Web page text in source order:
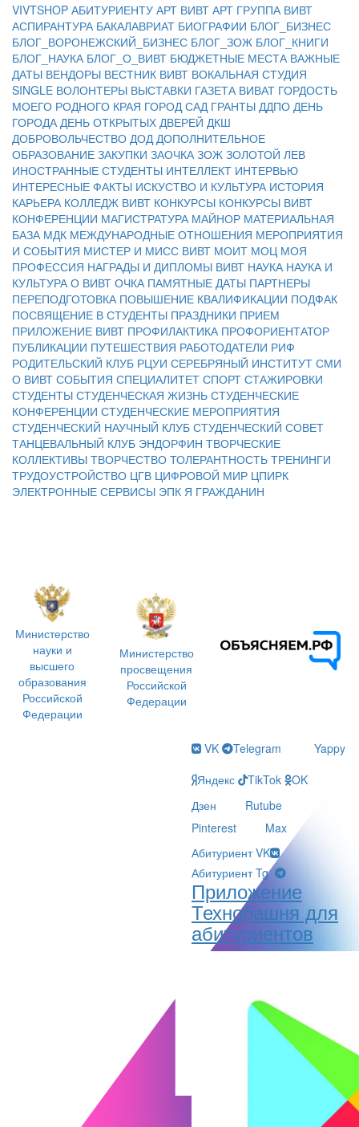
VIVTSHOP АБИТУРИЕНТУ АРТ ВИВТ АРТ ГРУППА ВИВТ
АСПИРАНТУРА БАКАЛАВРИАТ БИОГРАФИИ БЛОГ_БИЗНЕС
БЛОГ_ВОРОНЕЖСКИЙ_БИЗНЕС БЛОГ_ЗОЖ БЛОГ_КНИГИ
БЛОГ_НАУКА БЛОГ_О_ВИВТ БЮДЖЕТНЫЕ МЕСТА ВАЖНЫЕ
ДАТЫ ВЕНДОРЫ ВЕСТНИК ВИВТ ВОКАЛЬНАЯ СТУДИЯ
SINGLE ВОЛОНТЕРЫ ВЫСТАВКИ ГАЗЕТА ВИВАТ ГОРДОСТЬ
МОЕГО РОДНОГО КРАЯ ГОРОД САД ГРАНТЫ ДДПО ДЕНЬ
ГОРОДА ДЕНЬ ОТКРЫТЫХ ДВЕРЕЙ ДКШ
ДОБРОВОЛЬЧЕСТВО ДОД ДОПОЛНИТЕЛЬНОЕ
ОБРАЗОВАНИЕ ЗАКУПКИ ЗАОЧКА ЗОЖ ЗОЛОТОЙ ЛЕВ
ИНОСТРАННЫЕ СТУДЕНТЫ ИНТЕЛЛЕКТ ИНТЕРВЬЮ
ИНТЕРЕСНЫЕ ФАКТЫ ИСКУСТВО И КУЛЬТУРА ИСТОРИЯ
КАРЬЕРА КОЛЛЕДЖ ВИВТ КОНКУРСЫ КОНКУРСЫ ВИВТ
КОНФЕРЕНЦИИ МАГИСТРАТУРА МАЙНОР МАТЕРИАЛЬНАЯ
БАЗА МДК МЕЖДУНАРОДНЫЕ ОТНОШЕНИЯ МЕРОПРИЯТИЯ
И СОБЫТИЯ МИСТЕР И МИСС ВИВТ МОИТ МОЦ МОЯ
ПРОФЕССИЯ НАГРАДЫ И ДИПЛОМЫ ВИВТ НАУКА НАУКА И
КУЛЬТУРА О ВИВТ ОЧКА ПАМЯТНЫЕ ДАТЫ ПАРТНЕРЫ
ПЕРЕПОДГОТОВКА ПОВЫШЕНИЕ КВАЛИФИКАЦИИ ПОДФАК
ПОСВЯЩЕНИЕ В СТУДЕНТЫ ПРАЗДНИКИ ПРИЕМ
ПРИЛОЖЕНИЕ ВИВТ ПРОФИЛАКТИКА ПРОФОРИЕНТАТОР
ПУБЛИКАЦИИ ПУТЕШЕСТВИЯ РАБОТОДАТЕЛИ РИФ
РОДИТЕЛЬСКИЙ КЛУБ РЦУИ СЕРЕБРЯНЫЙ ИНСТИТУТ СМИ
О ВИВТ СОБЫТИЯ СПЕЦИАЛИТЕТ СПОРТ СТАЖИРОВКИ
СТУДЕНТЫ СТУДЕНЧЕСКАЯ ЖИЗНЬ СТУДЕНЧЕСКИЕ
КОНФЕРЕНЦИИ СТУДЕНЧЕСКИЕ МЕРОПРИЯТИЯ
СТУДЕНЧЕСКИЙ НАУЧНЫЙ КЛУБ СТУДЕНЧЕСКИЙ СОВЕТ
ТАНЦЕВАЛЬНЫЙ КЛУБ ЭНДОРФИН ТВОРЧЕСКИЕ
КОЛЛЕКТИВЫ ТВОРЧЕСТВО ТОЛЕРАНТНОСТЬ ТРЕНИНГИ
ТРУДОУСТРОЙСТВО ЦГВ ЦИФРОВОЙ МИР ЦПИРК
ЭЛЕКТРОННЫЕ СЕРВИСЫ ЭПК Я ГРАЖДАНИН
Министерство
науки и
высшего
образования
Российской
Федерации
Министерство
просвещения
Российской
Федерации
VK Telegram
Yappy
Яндекс
TikTok
OK
Дзен
Rutube
Pinterest
Max
Абитуриент VK
Абитуриент Tg
Приложение
Технобашня для
абитуриентов